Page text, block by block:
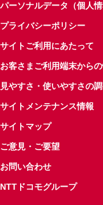
パーソナルデータ（個人
プライバシーポリシー
サイトご利用にあたって
お客さまご利用端末から
見やすさ・使いやすさの
サイトメンテナンス情報
サイトマップ
ご意見・ご要望
お問い合わせ
NTTドコモグループ